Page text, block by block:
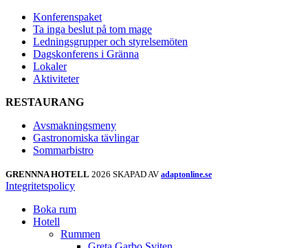
Konferenspaket
Ta inga beslut på tom mage
Ledningsgrupper och styrelsemöten
Dagskonferens i Gränna
Lokaler
Aktiviteter
RESTAURANG
Avsmakningsmeny
Gastronomiska tävlingar
Sommarbistro
GRENNNA HOTELL 2026 SKAPAD AV adaptonline.se
Integritetspolicy
Boka rum
Hotell
Rummen